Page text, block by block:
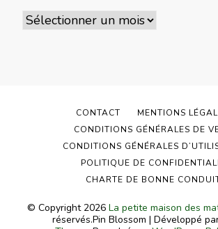
Archives
© Copyright 2026 La petite maison des
réservés.Pin Blossom | Développé
CONTACT
MENTIONS
CONDITIONS GÉNÉRALES DE
CONDITIONS GÉNÉRALES
POLITIQUE DE
CHARTE DE BONNE